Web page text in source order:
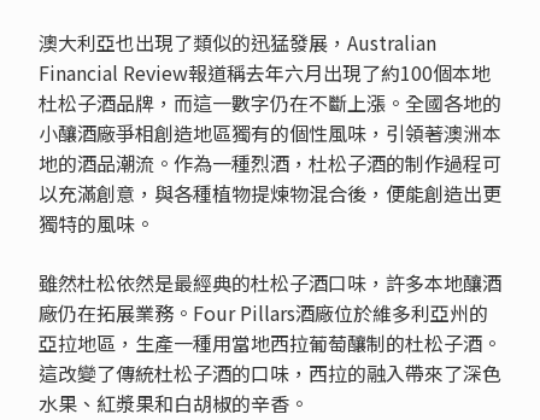
澳大利亞也出現了類似的迅猛發展，Australian
Financial Review報道稱去年六月出現了約100個本地
杜松子酒品牌，而這一數字仍在不斷上漲。全國各地的
小釀酒廠爭相創造地區獨有的個性風味，引領著澳洲本
地的酒品潮流。作為一種烈酒，杜松子酒的制作過程可
以充滿創意，與各種植物提煉物混合後，便能創造出更
獨特的風味。
雖然杜松依然是最經典的杜松子酒口味，許多本地釀酒
廠仍在拓展業務。Four Pillars酒廠位於維多利亞州的
亞拉地區，生產一種用當地西拉葡萄釀制的杜松子酒。
這改變了傳統杜松子酒的口味，西拉的融入帶來了深色
水果、紅漿果和白胡椒的辛香。